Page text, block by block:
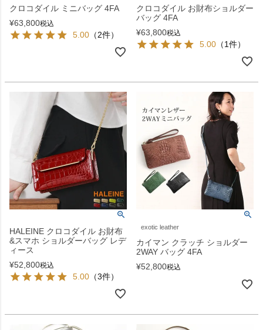
クロコダイル ミニバッグ 4FA
¥63,800税込
5.00 （2件）
クロコダイル お財布ショルダー
バッグ 4FA
¥63,800税込
5.00 （1件）
HALEINE クロコダイル お財布
&スマホ ショルダーバッグ レデ
ィース
¥52,800税込
5.00 （3件）
exotic leather
カイマン クラッチ ショルダー
2WAY バッグ 4FA
¥52,800税込